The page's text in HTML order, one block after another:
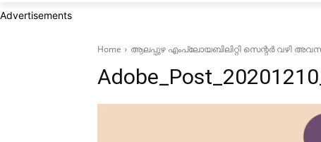
Advertisements
Home ആലപ്പുഴ എംപ്ലോയബിലിറ്റി സെന്റർ വഴി